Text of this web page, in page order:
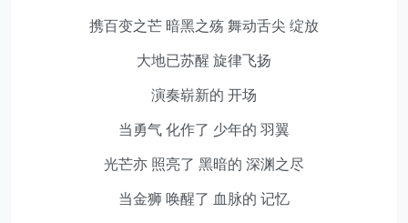
携百变之芒 暗黑之殇 舞动舌尖 绽放
大地已苏醒 旋律飞扬
演奏崭新的 开场
当勇气 化作了 少年的 羽翼
光芒亦 照亮了 黑暗的 深渊之尽
当金狮 唤醒了 血脉的 记忆